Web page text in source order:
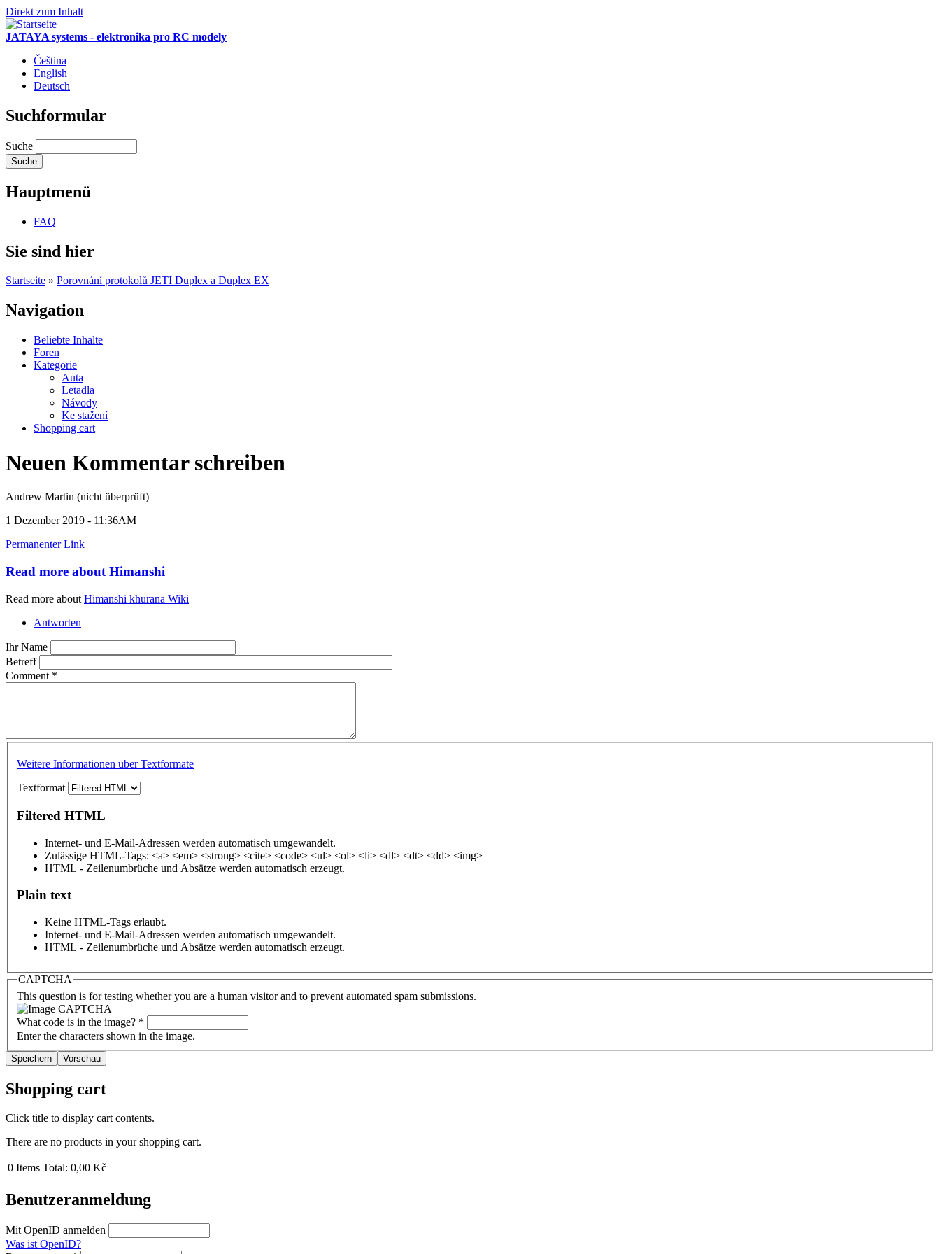
Direkt zum Inhalt
JATAYA systems - elektronika pro RC modely
Čeština
English
Deutsch
Suchformular
Suche
Hauptmenü
FAQ
Sie sind hier
Startseite » Porovnání protokolů JETI Duplex a Duplex EX
Navigation
Beliebte Inhalte
Foren
Kategorie
Auta
Letadla
Návody
Ke stažení
Shopping cart
Neuen Kommentar schreiben
Andrew Martin (nicht überprüft)
1 Dezember 2019 - 11:36AM
Permanenter Link
Read more about Himanshi
Read more about Himanshi khurana Wiki
Antworten
Ihr Name
Betreff
Comment *
Weitere Informationen über Textformate
Textformat
Filtered HTML
Internet- und E-Mail-Adressen werden automatisch umgewandelt.
Zulässige HTML-Tags: <a> <em> <strong> <cite> <code> <ul> <ol> <li> <dl> <dt> <dd> <img>
HTML - Zeilenumbrüche und Absätze werden automatisch erzeugt.
Plain text
Keine HTML-Tags erlaubt.
Internet- und E-Mail-Adressen werden automatisch umgewandelt.
HTML - Zeilenumbrüche und Absätze werden automatisch erzeugt.
CAPTCHA
This question is for testing whether you are a human visitor and to prevent automated spam submissions.
What code is in the image? *
Enter the characters shown in the image.
Shopping cart
Click title to display cart contents.
There are no products in your shopping cart.
0 Items Total: 0,00 Kč
Benutzeranmeldung
Mit OpenID anmelden
Was ist OpenID?